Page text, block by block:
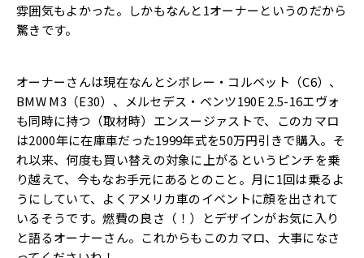
雰囲気もよかった。しかもなんと1オーナーというのだから
驚きです。
オーナーさんは現在なんとシボレー・コルベット（C6）、
BMW M3（E30）、メルセデス・ベンツ190E 2.5-16エヴォ
も同時に持つ（取材時）エンスージァストで、このカマロ
は2000年に在庫車だった1999年式を50万円引きで購入。そ
れ以来、何度も買い替えの対象に上がるというピンチを乗
り越えて、今もなお手元にあるとのこと。月に1回は乗るよ
うにしていて、よくアメリカ車のイベントに顔を出されて
いるそうです。燃費の良さ（！）とデザインがお気に入り
と語るオーナーさん。これからもこのカマロ、大事になさ